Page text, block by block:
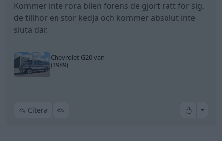
Kommer inte röra bilen förens de gjort rätt för sig,
de tillhör en stor kedja och kommer absolut inte
sluta där.
Chevrolet G20 van
(1989)
Citera All